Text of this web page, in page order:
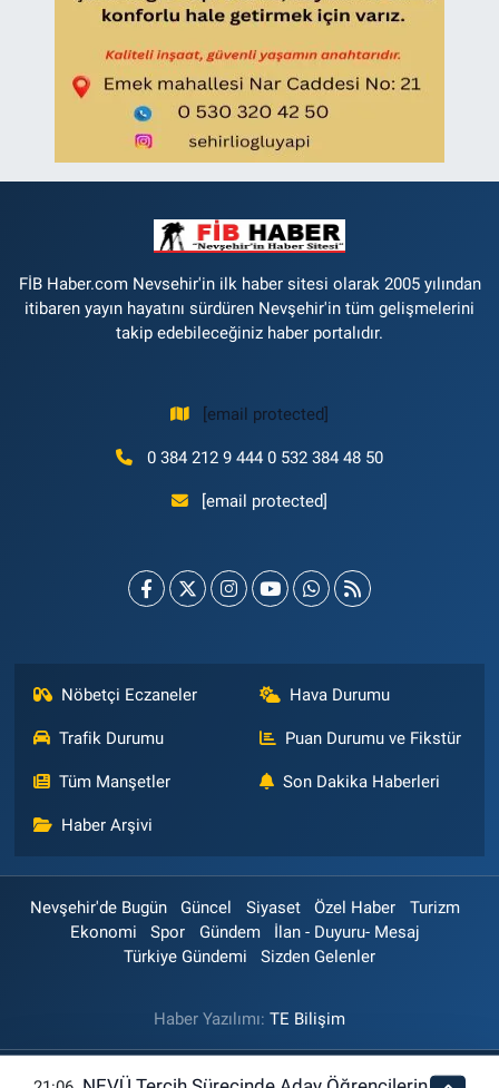
FİB Haber.com Nevsehir'in ilk haber sitesi olarak 2005 yılından
itibaren yayın hayatını sürdüren Nevşehir'in tüm gelişmelerini
takip edebileceğiniz haber portalıdır.
[email protected]
0 384 212 9 444 0 532 384 48 50
[email protected]
Nöbetçi Eczaneler Hava Durumu
Trafik Durumu Puan Durumu ve Fikstür
Tüm Manşetler Son Dakika Haberleri
Haber Arşivi
Nevşehir'de Bugün Güncel Siyaset Özel Haber
Turizm
Ekonomi
Spor Gündem
İlan - Duyuru- Mesaj
Türkiye Gündemi
Sizden Gelenler
Haber Yazılımı: TE Bilişim